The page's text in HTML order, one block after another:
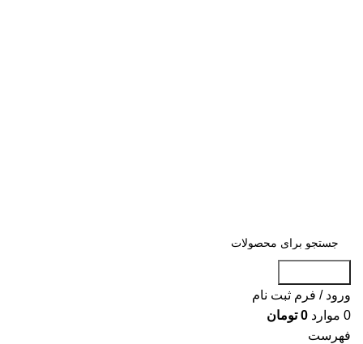
ورود / فرم ثبت نام
0 موارد 0 تومان
فهرست